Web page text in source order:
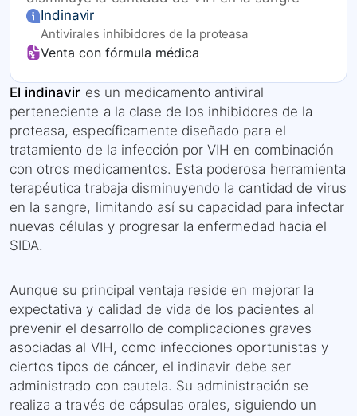
Indinavir
Antivirales inhibidores de la proteasa
Venta con fórmula médica
El indinavir es un medicamento antiviral
perteneciente a la clase de los inhibidores de la
proteasa, específicamente diseñado para el
tratamiento de la infección por VIH en combinación
con otros medicamentos. Esta poderosa herramienta
terapéutica trabaja disminuyendo la cantidad de virus
en la sangre, limitando así su capacidad para infectar
nuevas células y progresar la enfermedad hacia el
SIDA.
Aunque su principal ventaja reside en mejorar la
expectativa y calidad de vida de los pacientes al
prevenir el desarrollo de complicaciones graves
asociadas al VIH, como infecciones oportunistas y
ciertos tipos de cáncer, el indinavir debe ser
administrado con cautela. Su administración se
realiza a través de cápsulas orales, siguiendo un